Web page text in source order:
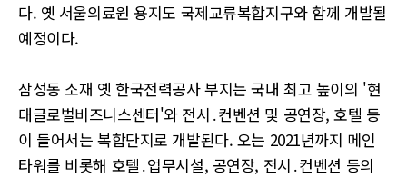
다. 옛 서울의료원 용지도 국제교류복합지구와 함께 개발될
예정이다.
삼성동 소재 옛 한국전력공사 부지는 국내 최고 높이의 '현
대글로벌비즈니스센터'와 전시․컨벤션 및 공연장, 호텔 등
이 들어서는 복합단지로 개발된다. 오는 2021년까지 메인
타워를 비롯해 호텔․업무시설, 공연장, 전시․컨벤션 등의